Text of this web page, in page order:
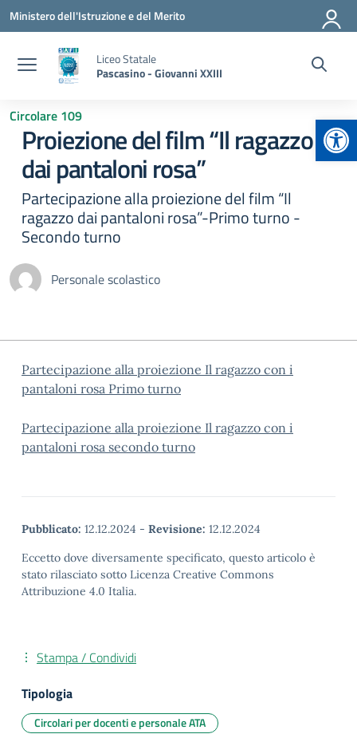
Vai ai contenuti
Vai al menu di navigazione
Vai al footer
Ministero dell'Istruzione e del Merito
Liceo Statale
Pascasino - Giovanni XXIII
Circolare 109
Proiezione del film “Il ragazzo
dai pantaloni rosa”
Partecipazione alla proiezione del film “Il
ragazzo dai pantaloni rosa”-Primo turno -
Secondo turno
Personale scolastico
Partecipazione alla proiezione Il ragazzo con i
pantaloni rosa Primo turno
Partecipazione alla proiezione Il ragazzo con i
pantaloni rosa secondo turno
Pubblicato: 12.12.2024 - Revisione: 12.12.2024
Eccetto dove diversamente specificato, questo articolo è
stato rilasciato sotto Licenza Creative Commons
Attribuzione 4.0 Italia.
Stampa / Condividi
Tipologia
Circolari per docenti e personale ATA